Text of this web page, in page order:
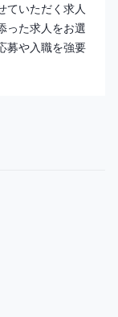
ていただく求人
った求人をお選
募や入職を強要